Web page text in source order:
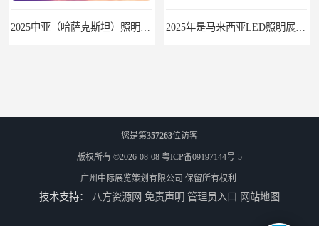
您是第357263位访客
版权所有 ©2026-08-08 粤ICP备09197144号-5
广州中际展览策划有限公司 保留所有权利.
技术支持： 八方资源网 免责声明 管理员入口 网站地图